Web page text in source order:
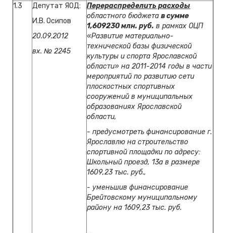
1.3
Депутат ЯОД:
И.В. Осипов
20.09.2012
вх. № 2245
Перераспределить расходы
областного бюджета в сумме
1,609230 млн. руб. в рамках ОЦП
«Развитие материально-
технической базы физической
культуры и спорта Ярославской
области» на 2011-2014 годы в части
мероприятий по развитию сети
плоскостных спортивных
сооружений в муниципальных
образованиях Ярославской
области,
- предусмотреть финансирование г.
Ярославлю на строительство
спортивной площадки по адресу:
Школьный проезд, 13а в размере
1609,23 тыс. руб.,
- уменьшив финансирование
Брейтовскому муниципальному
району на 1609,23 тыс. руб.